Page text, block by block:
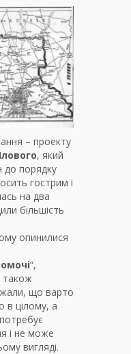
– проекту
, який
до порядку
гострим і
на два
більшість
опинилися
“,
також
що варто
в цілому, а
і не може
вигляді.